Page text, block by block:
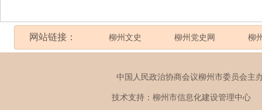
网站链接： 柳州文史 柳州党史网 柳
中国人民政治协商会议柳州市委员
技术支持：柳州市信息化建设管理中